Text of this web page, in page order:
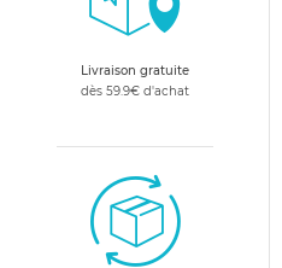
Livraison gratuite
dès 59.9€ d'achat